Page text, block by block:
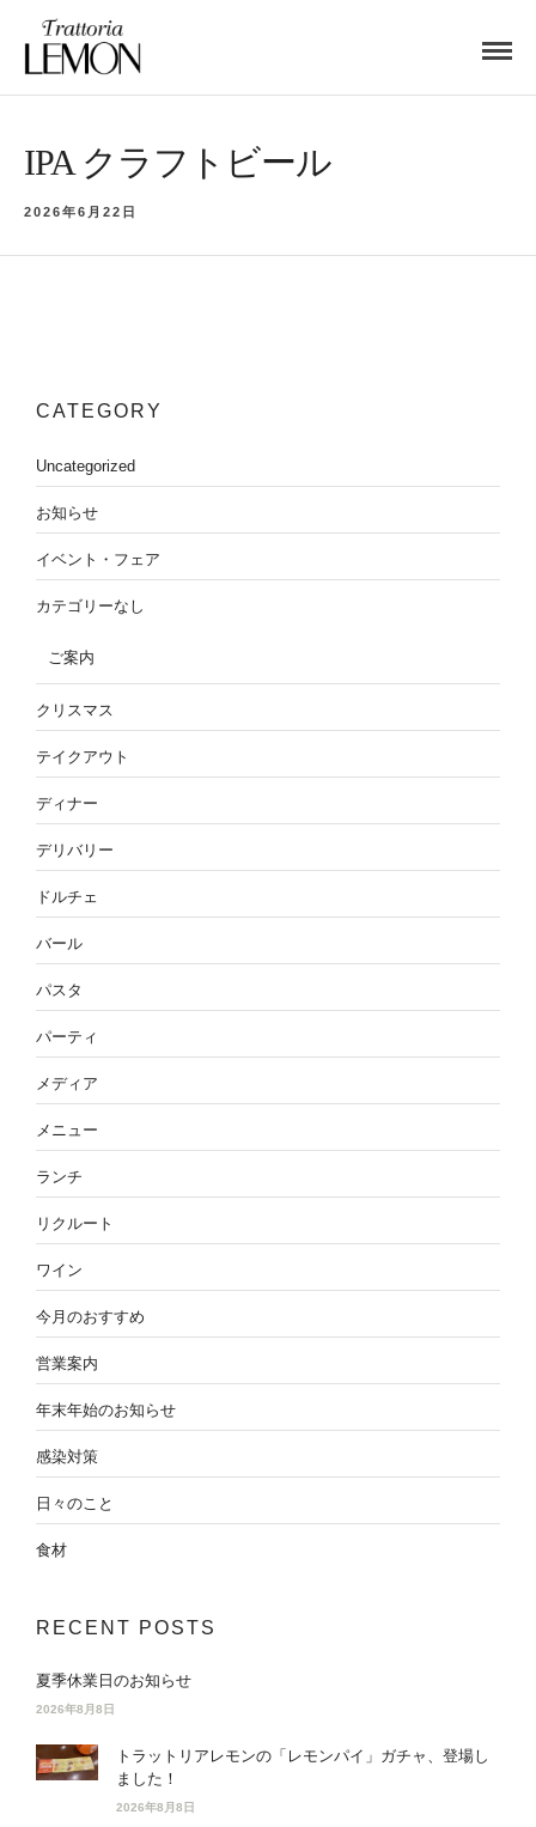
IPA クラフトビール
2026年6月22日
CATEGORY
Uncategorized
お知らせ
イベント・フェア
カテゴリーなし
ご案内
クリスマス
テイクアウト
ディナー
デリバリー
ドルチェ
バール
パスタ
パーティ
メディア
メニュー
ランチ
リクルート
ワイン
今月のおすすめ
営業案内
年末年始のお知らせ
感染対策
日々のこと
食材
RECENT POSTS
夏季休業日のお知らせ
2026年8月8日
トラットリアレモンの「レモンパイ」ガチャ、登場し
ました！
2026年8月8日